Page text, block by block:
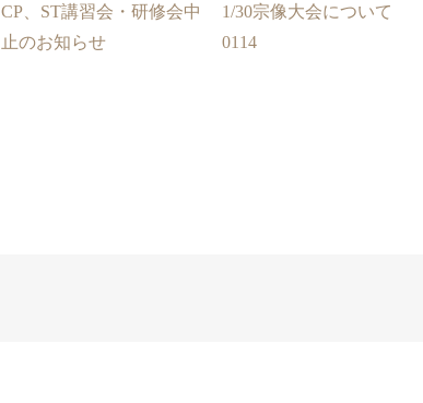
CP、ST講習会・研修会中
止のお知らせ
1/30宗像大会について
0114